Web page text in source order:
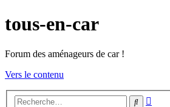
tous-en-car
Forum des aménageurs de car !
Vers le contenu